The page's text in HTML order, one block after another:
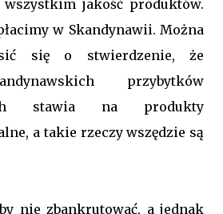
jakość produktów.
w Skandynawii. Można
się o stwierdzenie, że
przybytków
stawia na produkty
a takie rzeczy wszędzie są
nie zbankrutować, a jednak